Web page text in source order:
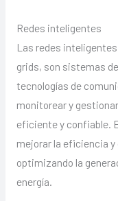
Redes inteligentes
Las redes
grids, son sistemas
tecnologías de
monitorear y
eficiente y confiable.
mejorar la eficiencia
optimizando la
energía.